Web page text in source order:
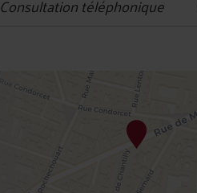
Consultation téléphonique